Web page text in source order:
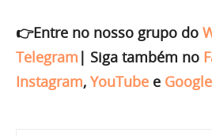
👉Entre no nosso grupo do
Telegram | Siga também no
Instagram, YouTube e